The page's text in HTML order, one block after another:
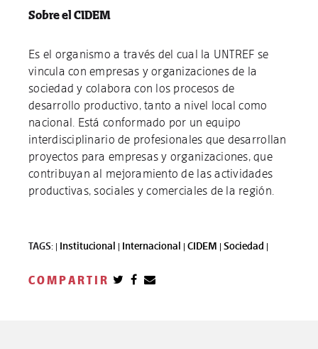
Sobre el CIDEM
Es el organismo a través del cual la UNTREF se
vincula con empresas y organizaciones de la
sociedad y colabora con los procesos de
desarrollo productivo, tanto a nivel local como
nacional. Está conformado por un equipo
interdisciplinario de profesionales que desarrollan
proyectos para empresas y organizaciones, que
contribuyan al mejoramiento de las actividades
productivas, sociales y comerciales de la región.
TAGS: | Institucional | Internacional | CIDEM | Sociedad |
COMPARTIR